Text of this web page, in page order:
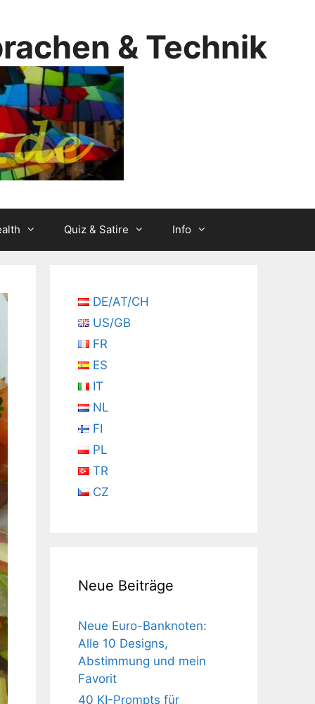
& Technik
Quiz & Satire Info
DE/AT/CH
US/GB
FR
ES
IT
NL
FI
PL
TR
CZ
Neue Beiträge
Neue Euro-Banknoten:
Alle 10 Designs,
Abstimmung und mein
Favorit
40 KI-Prompts für